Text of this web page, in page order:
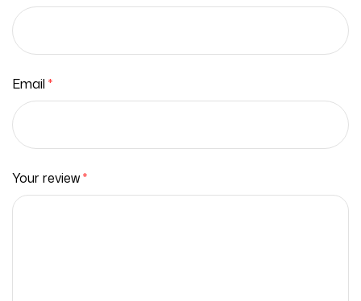
Your review*
Email *